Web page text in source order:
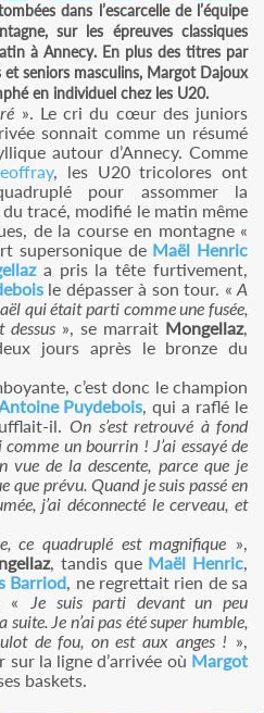
dans l’escarcelle de l’équipe
sur les épreuves classiques
à Annecy. En plus des titres par
seniors masculins, Margot Dajoux
en individuel chez les U20.
». Le cri du cœur des juniors
sonnait comme un résumé
autour d’Annecy. Comme
, les U20 tricolores ont
pour assommer la
tracé, modifié le matin même
de la course en montagne «
supersonique de Maël Henric
a pris la tête furtivement,
le dépasser à son tour. «A
qui était parti comme une fusée,
dessus», se marrait Mongellaz,
jours après le bronze du
c’est donc le champion
Puydebois, qui a raflé le
il.On s’est retrouvé à fond
un bourrin ! J’ai essayé de
vue de la descente, parce que je
que prévu. Quand je suis passé en
j’ai déconnecté le cerveau, et
ce quadruplé est magnifique »,
, tandis que Maël Henric,
Barriod, ne regrettait rien de sa
«
Je suis parti devant un peu
Je n’ai pas été super humble,
de fou, on est aux anges ! »,
la ligne d’arrivée où Margot
baskets.